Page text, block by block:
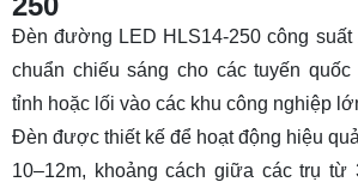
Đèn đường LED HLS14-250 công suất
chuẩn chiếu sáng cho các tuyến
tỉnh hoặc lối vào các khu công nghiệp
Đèn được thiết kế để hoạt động hiệu
10–12m, khoảng cách giữa các trụ từ